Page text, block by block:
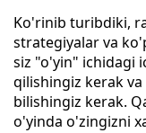
Ko'rinib turibdiki,
strategiyalar va
siz "o'yin" ichidagi
qilishingiz kerak
bilishingiz kerak.
o'yinda o'zingizni